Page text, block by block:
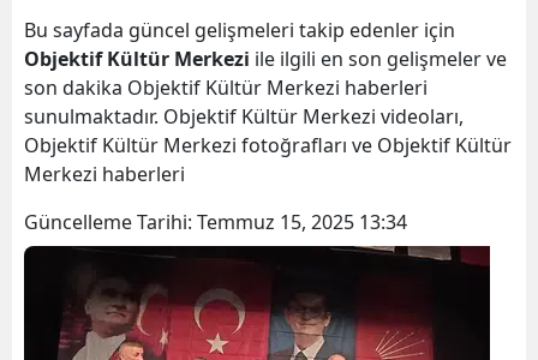
Bu sayfada güncel gelişmeleri takip edenler için
Objektif Kültür Merkezi ile ilgili en son gelişmeler ve
son dakika Objektif Kültür Merkezi haberleri
sunulmaktadır. Objektif Kültür Merkezi videoları,
Objektif Kültür Merkezi fotoğrafları ve Objektif Kültür
Merkezi haberleri
Güncelleme Tarihi: Temmuz 15, 2025 13:34